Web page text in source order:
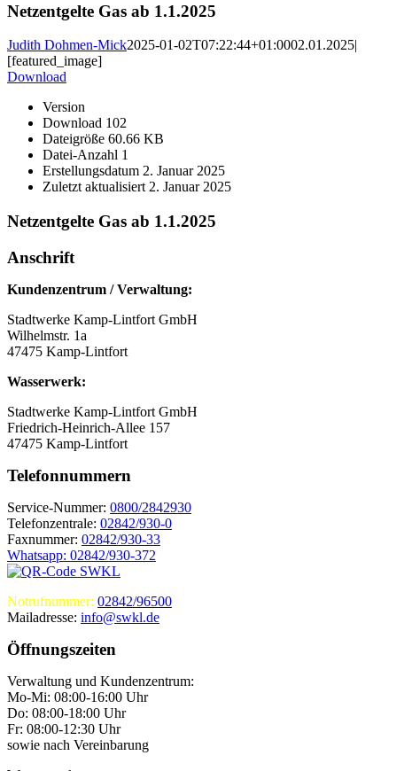
Netzentgelte Gas ab 1.1.2025
Judith Dohmen-Mick2025-01-02T07:22:44+01:0002.01.2025|
[featured_image]
Download
Version
Download 102
Dateigröße 60.66 KB
Datei-Anzahl 1
Erstellungsdatum 2. Januar 2025
Zuletzt aktualisiert2. Januar 2025
Netzentgelte Gas ab 1.1.2025
Anschrift
Kundenzentrum / Verwaltung:
Stadtwerke Kamp-Lintfort GmbH
Wilhelmstr. 1a
47475 Kamp-Lintfort
Wasserwerk:
Stadtwerke Kamp-Lintfort GmbH
Friedrich-Heinrich-Allee 157
47475 Kamp-Lintfort
Telefonnummern
Service-Nummer: 0800/2842930
Telefonzentrale: 02842/930-0
Faxnummer: 02842/930-33
Whatsapp: 02842/930-372
Notrufnummer: 02842/96500
Mailadresse: info@swkl.de
Öffnungszeiten
Verwaltung und Kundenzentrum:
Mo-Mi: 08:00-16:00 Uhr
Do: 08:00-18:00 Uhr
Fr: 08:00-12:30 Uhr
sowie nach Vereinbarung